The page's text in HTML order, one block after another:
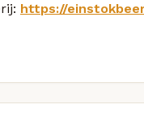
https://